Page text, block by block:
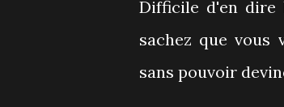
Difficile d'en dire
sachez que vous
sans pouvoir